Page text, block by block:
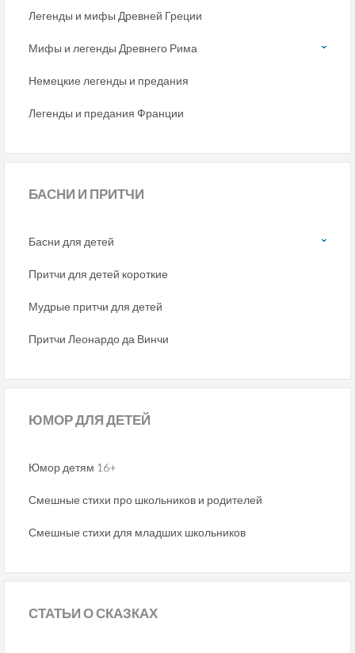
Легенды и мифы Древней Греции
Мифы и легенды Древнего Рима
Немецкие легенды и предания
Легенды и предания Франции
БАСНИ И ПРИТЧИ
Басни для детей
Притчи для детей короткие
Мудрые притчи для детей
Притчи Леонардо да Винчи
ЮМОРДЛЯ ДЕТЕЙ
Юмор детям 16+
Смешные стихи про школьников и родителей
Смешные стихи для младших школьников
СТАТЬИО СКАЗКАХ